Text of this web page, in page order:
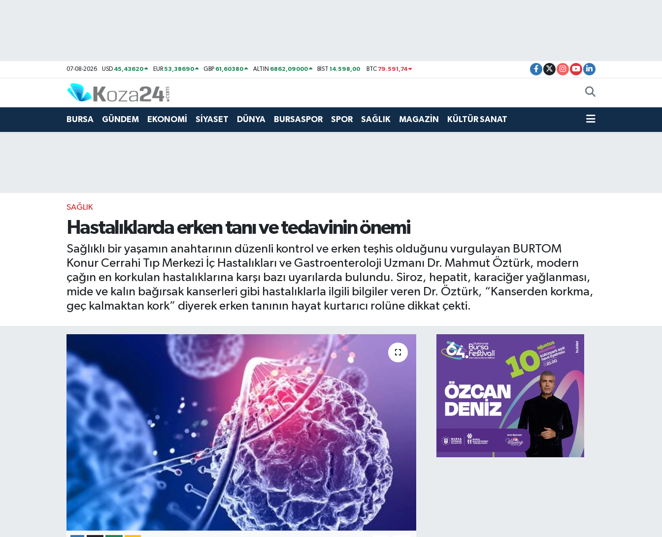
07-08-2026 USD 45,43620 EUR53,38690 GBP 61,60380 ALTIN 6862,09000 BİST14.598,00 BTC 79.591,74
BURSA GÜNDEM EKONOMİ SİYASET DÜNYA BURSASPOR SPOR SAĞLIK MAGAZİN KÜLTÜR SANAT
SAĞLIK
Hastalıklarda erken tanı ve tedavinin önemi
Sağlıklı bir yaşamın anahtarının düzenli kontrol ve erken teşhis olduğunu vurgulayan BURTOM
Konur Cerrahi Tıp Merkezi İç Hastalıkları ve Gastroenteroloji Uzmanı Dr. Mahmut Öztürk, modern
çağın en korkulan hastalıklarına karşı bazı uyarılarda bulundu. Siroz, hepatit, karaciğer yağlanması,
mide ve kalın bağırsak kanserleri gibi hastalıklarla ilgili bilgiler veren Dr. Öztürk, “Kanserden korkma,
geç kalmaktan kork” diyerek erken tanının hayat kurtarıcı rolüne dikkat çekti.
Bursa Namaz Vakitleri
Bursa Trafik Yoğunluk Haritası